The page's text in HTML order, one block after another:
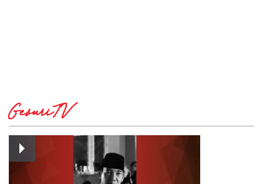
GesuriTV